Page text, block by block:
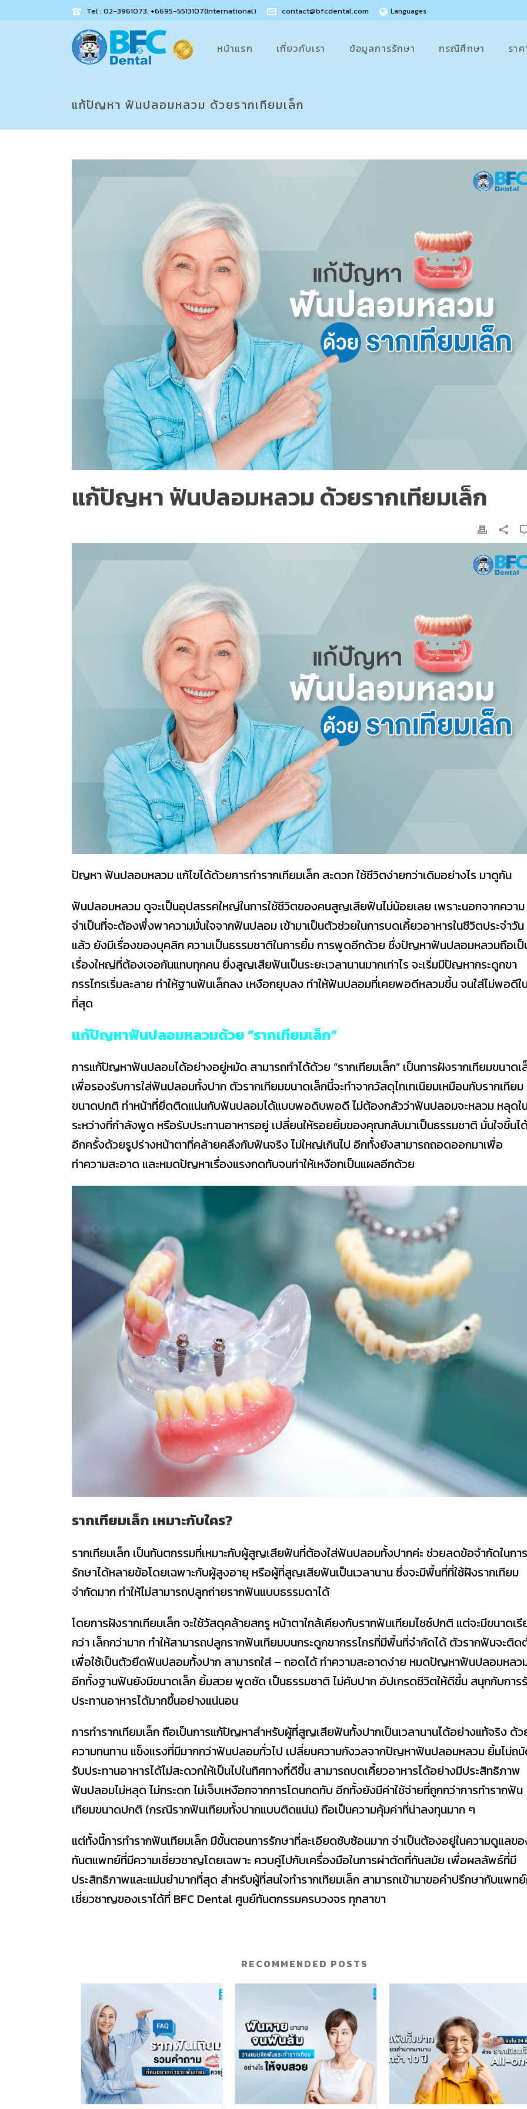
Tel : 02-3961073, +6695-5513107(International) contact@bfcdental.com Languages
หน้าแรก เกี่ยวกับเรา ข้อมูลการรักษา กรณีศึกษา รา
แก้ปัญหา ฟันปลอมหลวม ด้วยรากเทียมเล็ก
แก้ปัญหา ฟันปลอมหลวม ด้วยรากเทียมเล็ก
ปัญหา ฟันปลอมหลวม แก้ไขได้ด้วยการทำรากเทียมเล็ก สะดวก ใช้ชีวิตง่ายกว่าเดิมอย่างไร มาดูกัน
ฟันปลอมหลวม ดูจะเป็นอุปสรรคใหญ่ในการใช้ชีวิตของคนสูญเสียฟันไม่น้อยเลย เพราะนอกจากความ
จำเป็นที่จะต้องพึ่งพาความมั่นใจจากฟันปลอม เข้ามาเป็นตัวช่วยในการบดเคี้ยวอาหารในชีวิตประจำวัน
แล้ว ยังมีเรื่องของบุคลิก ความเป็นธรรมชาติในการยิ้ม การพูดอีกด้วย ซึ่งปัญหาฟันปลอมหลวมถือเ
เรื่องใหญ่ที่ต้องเจอกันแทบทุกคน ยิ่งสูญเสียฟันเป็นระยะเวลานานมากเท่าไร จะเริ่มมีปัญหากระดูกขา
กรรไกรเริ่มละลาย ทำให้ฐานฟันเล็กลง เหงือกยุบลง ทำให้ฟันปลอมที่เคยพอดีหลวมขึ้น จนใส่ไม่พอดีใ
ที่สุด
แก้ปัญหาฟันปลอมหลวมด้วย “รากเทียมเล็ก”
การแก้ปัญหาฟันปลอมได้อย่างอยู่หมัด สามารถทำได้ด้วย “รากเทียมเล็ก” เป็นการฝังรากเทียมขนาดเ
เพื่อรองรับการใส่ฟันปลอมทั้งปาก ตัวรากเทียมขนาดเล็กนี้จะทำจากวัสดุไทเทเนียมเหมือนกับรากเทียม
ขนาดปกติ ทำหน้าที่ยึดติดแน่นกับฟันปลอมได้แบบพอดิบพอดี ไม่ต้องกลัวว่าฟันปลอมจะหลวม หลุดใ
ระหว่างที่กำลังพูด หรือรับประทานอาหารอยู่ เปลี่ยนให้รอยยิ้มของคุณกลับมาเป็นธรรมชาติ มั่นใจขึ้นไ
อีกครั้งด้วยรูปร่างหน้าตาที่คล้ายคลึงกับฟันจริง ไม่ใหญ่เกินไป อีกทั้งยังสามารถถอดออกมาเพื่อ
ทำความสะอาด และหมดปัญหาเรื่องแรงกดทับจนทำให้เหงือกเป็นแผลอีกด้วย
รากเทียมเล็ก เหมาะกับใคร?
รากเทียมเล็ก เป็นทันตกรรมที่เหมาะกับผู้สูญเสียฟันที่ต้องใส่ฟันปลอมทั้งปากค่ะ ช่วยลดข้อจำกัดในการ
รักษาได้หลายข้อโดยเฉพาะกับผู้สูงอายุ หรือผู้ที่สูญเสียฟันเป็นเวลานาน ซึ่งจะมีพื้นที่ที่ใช้ฝังรากเทียม
จำกัดมาก ทำให้ไม่สามารถปลูกถ่ายรากฟันแบบธรรมดาได้
โดยการฝังรากเทียมเล็ก จะใช้วัสดุคล้ายสกรู หน้าตาใกล้เคียงกับรากฟันเทียมไซซ์ปกติ แต่จะมีขนาดเรี
กว่า เล็กกว่ามาก ทำให้สามารถปลูกรากฟันเทียมบนกระดูกขากรรไกรที่มีพื้นที่จำกัดได้ ตัวรากฟันจะติด
เพื่อใช้เป็นตัวยึดฟันปลอมทั้งปาก สามารถใส่ – ถอดได้ ทำความสะอาดง่าย หมดปัญหาฟันปลอมหลว
อีกทั้งฐานฟันยังมีขนาดเล็ก ยิ้มสวย พูดชัด เป็นธรรมชาติ ไม่คับปาก อัปเกรดชีวิตให้ดีขึ้น สนุกกับการ
ประทานอาหารได้มากขึ้นอย่างแน่นอน
การทำรากเทียมเล็ก ถือเป็นการแก้ปัญหาสำหรับผู้ที่สูญเสียฟันทั้งปากเป็นเวลานานได้อย่างแท้จริง ด้
ความทนทาน แข็งแรงที่มีมากกว่าฟันปลอมทั่วไป เปลี่ยนความกังวลจากปัญหาฟันปลอมหลวม ยิ้มไม่ถ
รับประทานอาหารได้ไม่สะดวกให้เป็นไปในทิศทางที่ดีขึ้น สามารถบดเคี้ยวอาหารได้อย่างมีประสิทธิภาพ
ฟันปลอมไม่หลุด ไม่กระดก ไม่เจ็บเหงือกจากการโดนกดทับ อีกทั้งยังมีค่าใช้จ่ายที่ถูกกว่าการทำรากฟัน
เทียมขนาดปกติ (กรณีรากฟันเทียมทั้งปากแบบติดแน่น) ถือเป็นความคุ้มค่าที่น่าลงทุนมาก ๆ
แต่ทั้งนี้การทำรากฟันเทียมเล็ก มีขั้นตอนการรักษาที่ละเอียดซับซ้อนมาก จำเป็นต้องอยู่ในความดูแลข
ทันตแพทย์ที่มีความเชี่ยวชาญโดยเฉพาะ ควบคู่ไปกับเครื่องมือในการผ่าตัดที่ทันสมัย เพื่อผลลัพธ์ที่มี
ประสิทธิภาพและแม่นยำมากที่สุด สำหรับผู้ที่สนใจทำรากเทียมเล็ก สามารถเข้ามาขอคำปรึกษากับแพท
เชี่ยวชาญของเราได้ที่ BFC Dental ศูนย์ทันตกรรมครบวงจร ทุกสาขา
RECOMMENDED POSTS